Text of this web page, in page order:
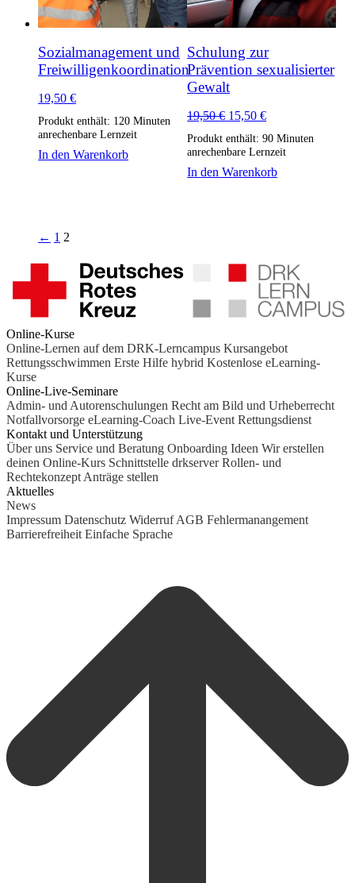
Sozialmanagement und
Freiwilligenkoordination
19,50 €
Produkt enthält: 120 Minuten
anrechenbare Lernzeit
In den Warenkorb
Schulung zur
Prävention sexualisierter
Gewalt
19,50€ Ursprünglicher
war:
19,50 €
15,50€Aktueller
ist:
15,50 €.
Produkt enthält: 90Minuten
anrechenbare Lernzeit
In den Warenkorb
← 1 2
Online-Kurse
Online-Lernen auf dem DRK-Lerncampus Kursangebot
Rettungsschwimmen Erste Hilfe hybrid Kostenlose eLearning-
Kurse
Online-Live-Seminare
Admin- und Autorenschulungen Recht am Bild und Urheberrecht
Notfallvorsorge eLearning-Coach Live-Event Rettungsdienst
Kontakt und Unterstützung
Über uns Service und Beratung Onboarding Ideen Wir erstellen
deinen Online-Kurs Schnittstelle drkserver Rollen- und
Rechtekonzept Anträge stellen
Aktuelles
News
Impressum Datenschutz Widerruf AGB Fehlermanangement
Barrierefreiheit Einfache Sprache